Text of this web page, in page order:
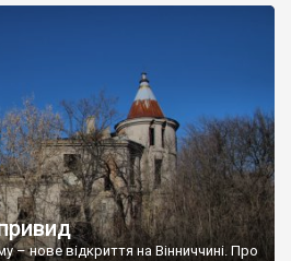
– нове відкриття на Вінниччині. Про